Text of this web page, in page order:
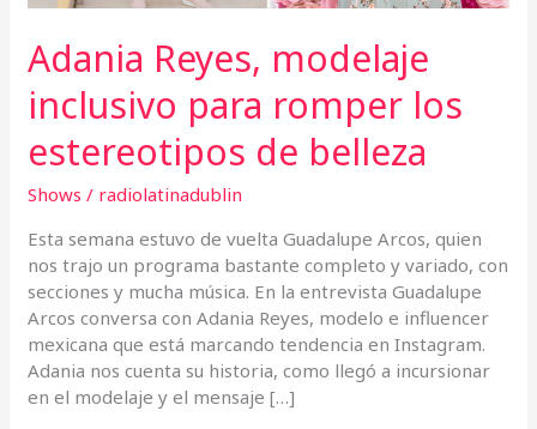
Adania Reyes, modelaje
inclusivo para romper los
estereotipos de belleza
Shows / radiolatinadublin
Esta semana estuvo de vuelta Guadalupe Arcos, quien
nos trajo un programa bastante completo y variado, con
secciones y mucha música. En la entrevista Guadalupe
Arcos conversa con Adania Reyes, modelo e influencer
mexicana que está marcando tendencia en Instagram.
Adania nos cuenta su historia, como llegó a incursionar
en el modelaje y el mensaje […]